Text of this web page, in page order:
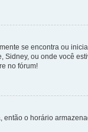
se encontra ou
ou onde você
no fórum!
o horário